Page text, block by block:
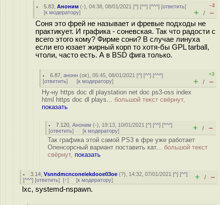
5.83 ,Аноним (-), 04:38, 08/01/2021 [^] [^^] [^^^] [ответить]
[к модератору]
–2
+ / –
Соня это фрей не называет и фревые подходы не
практикует. И графика - соневская. Так что радости с
всего этого кому? Фирме сони? В случае линуха
если его юзает жирный корп то хотя-бы GPL tarball,
чтоли, часто есть. А в BSD фига только.
6.87 ,анонн (ok), 05:45, 08/01/2021 [^] [^^] [^^^]
[ответить] [к модератору]
+3
+ / –
Ну-ну https doc dl playstation net doc ps3-oss index
html https doc dl plays... большой текст свёрнут,
показать
7.120 ,Аноним (-), 19:13, 10/01/2021 [^] [^^] [^^^]
[ответить] [к модератору] + / –
Так графика этой самой PS3 в фре уже работает
Опенсорсный вариант поставить кат... большой текст
свёрнут, показать
3.14 ,Vsnndmcnconeiekdooe03oe (?), 14:32, 07/01/2021 [^] [^^]
[^^^] [ответить] [↑] [к модератору] + / –
lxc, systemd-nspawn.